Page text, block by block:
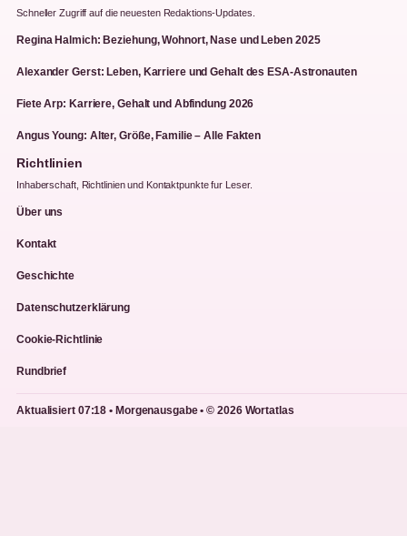
Schneller Zugriff auf die neuesten Redaktions-Updates.
Regina Halmich: Beziehung, Wohnort, Nase und Leben 2025
Alexander Gerst: Leben, Karriere und Gehalt des ESA-Astronauten
Fiete Arp: Karriere, Gehalt und Abfindung 2026
Angus Young: Alter, Größe, Familie – Alle Fakten
Richtlinien
Inhaberschaft, Richtlinien und Kontaktpunkte fur Leser.
Über uns
Kontakt
Geschichte
Datenschutzerklärung
Cookie-Richtlinie
Rundbrief
Aktualisiert 07:18 • Morgenausgabe • © 2026 Wortatlas